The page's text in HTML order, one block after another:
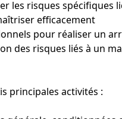
les risques spécifiques
efficacement
pour réaliser un
des risques liés à un
principales activités :